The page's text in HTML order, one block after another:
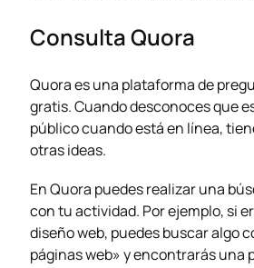
Consulta Quora
Quoraes una plataforma de
gratis. Cuando desconoces que
público cuando está en línea,
otras ideas.
En Quora puedes realizar una
con tu actividad. Por ejemplo, si
diseño web, puedes buscar algo
páginas web» y encontrarás una